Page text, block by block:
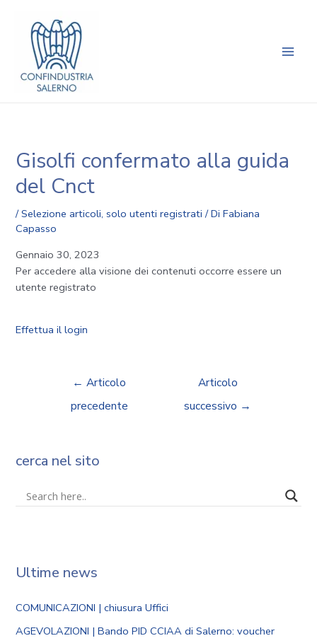
contenuto
Gisolfi confermato alla guida
del Cnct
/Selezione articoli,solo utenti registrati / DiFabiana
Capasso
Gennaio 30, 2023
Per accedere alla visione dei contenuti occorre essere un
utente registrato
Effettua il login
articoli
← Articolo
precedente
Articolo
successivo →
cerca nel sito
Ultime news
COMUNICAZIONI | chiusura Uffici
AGEVOLAZIONI | Bando PID CCIAA di Salerno: voucher